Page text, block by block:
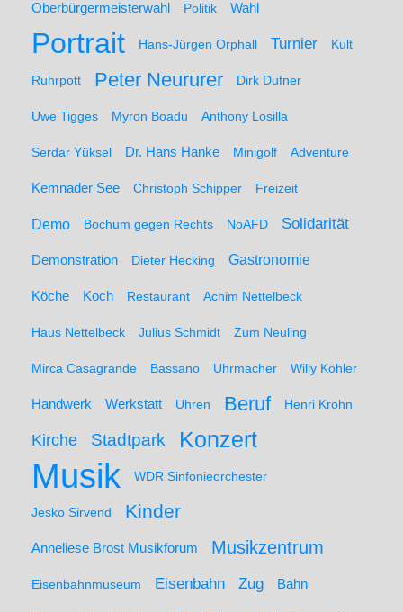
Oberbürgermeisterwahl Politik Wahl
Portrait Hans-Jürgen Orphall Turnier Kult
Ruhrpott Peter Neururer Dirk Dufner
Uwe Tigges Myron Boadu Anthony Losilla
Serdar Yüksel Dr. Hans Hanke Minigolf Adventure
Kemnader See Christoph Schipper Freizeit
Demo Bochum gegen Rechts NoAFD Solidarität
Demonstration Dieter Hecking Gastronomie
Köche Koch Restaurant Achim Nettelbeck
Haus Nettelbeck Julius Schmidt Zum Neuling
Mirca Casagrande Bassano Uhrmacher Willy Köhler
Handwerk Werkstatt Uhren Beruf Henri Krohn
Kirche Stadtpark Konzert
Musik WDR Sinfonieorchester
Jesko Sirvend Kinder
Anneliese Brost Musikforum Musikzentrum
Eisenbahnmuseum Eisenbahn Zug Bahn